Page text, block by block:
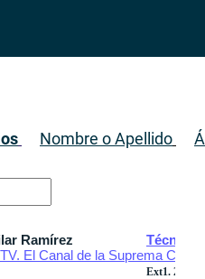
Nombre o Apellido
Ramírez
Técnica
El Canal de la Suprema
Ext1. 2932 /